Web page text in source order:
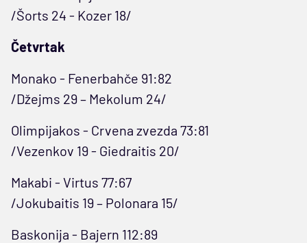
/Šorts 24 - Kozer 18/
Četvrtak
Monako - Fenerbahče 91:82
/Džejms 29 – Mekolum 24/
Olimpijakos - Crvena zvezda 73:81
/Vezenkov 19 - Giedraitis 20/
Makabi - Virtus 77:67
/Jokubaitis 19 – Polonara 15/
Baskonija - Bajern 112:89